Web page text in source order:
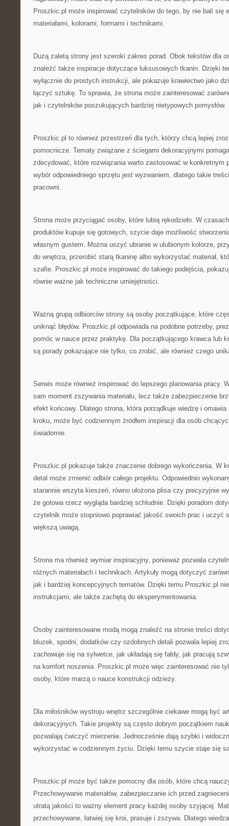
Proszkic.pl może inspirować czytelników do tego, by nie bali się
materiałami, kolorami, formami i technikami.
Dużą zaletą strony jest szeroki zakres porad. Obok tekstów dla
znaleźć także inspiracje dotyczące luksusowych tkanin. Dzięki
wyłącznie do prostych instrukcji, ale pokazuje krawiectwo jako
łączyć sztukę. To sprawia, że strona może zainteresować
jak i czytelników poszukujących bardziej nietypowych pomysłów.
Proszkic.pl to również przestrzeń dla tych, którzy chcą lepiej
pomocnicze. Tematy związane z ściegami dekoracyjnymi
zdecydować, które rozwiązania warto zastosować w konkretnym
wybór odpowiedniego sprzętu jest wyzwaniem, dlatego takie
pracowni.
Strona może przyciągać osoby, które lubią rękodzieło. W
produktów kupuje się gotowych, szycie daje możliwość
własnym gustem. Można uszyć ubranie w ulubionym kolorze,
do wnętrza, przerobić starą tkaninę albo wykorzystać materiał,
szafie. Proszkic.pl może inspirować do takiego podejścia,
równie ważne jak techniczne umiejętności.
Ważną grupą odbiorców strony są osoby początkujące, które
uniknąć błędów. Proszkic.pl odpowiada na podobne potrzeby,
pomóc w nauce przez praktykę. Dla początkującego krawca lub
są porady pokazujące nie tylko, co zrobić, ale również czego
Serwis może również inspirować do lepszego planowania pracy.
sam moment zszywania materiału, lecz także zabezpieczenie
efekt końcowy. Dlatego strona, która porządkuje wiedzę i
kroku, może być codziennym źródłem inspiracji dla osób
świadomie.
Proszkic.pl pokazuje także znaczenie dobrego wykończenia. W
detal może zmienić odbiór całego projektu. Odpowiednio
starannie wszyta kieszeń, równo ułożona plisa czy precyzyjnie
że gotowa rzecz wygląda bardziej schludnie. Dzięki poradom
czytelnik może stopniowo poprawiać jakość swoich prac i uczyć
większą uwagą.
Strona ma również wymiar inspiracyjny, ponieważ pozwala
różnych materiałach i technikach. Artykuły mogą dotyczyć
jak i bardziej koncepcyjnych tematów. Dzięki temu Proszkic.pl
instrukcjami, ale także zachętą do eksperymentowania.
Osoby zainteresowane modą mogą znaleźć na stronie treści
bluzek, spodni, dodatków czy ozdobnych detali pozwala lepiej
zachowuje się na sylwetce, jak układają się fałdy, jak pracują
na komfort noszenia. Proszkic.pl może więc zainteresować nie
osoby, które marzą o nauce konstrukcji odzieży.
Dla miłośników wystroju wnętrz szczególnie ciekawe mogą być
dekoracyjnych. Takie projekty są często dobrym początkiem
pozwalają ćwiczyć mierzenie. Jednocześnie dają szybki i
wykorzystać w codziennym życiu. Dzięki temu szycie staje się
Proszkic.pl może być także pomocny dla osób, które chcą
Przechowywanie materiałów, zabezpieczanie ich przed
utratą jakości to ważny element pracy każdej osoby szyjącej.
przechowywane, łatwiej się kroi, prasuje i zszywa. Dlatego